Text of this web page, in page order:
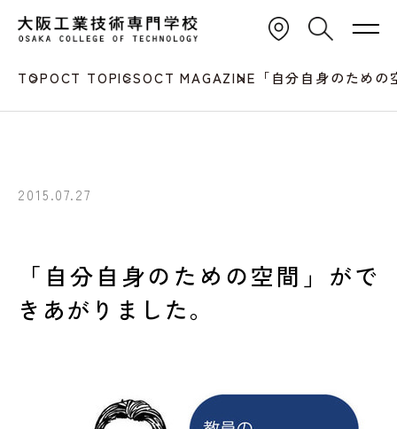
TOPOCT TOPICSOCT MAGAZINE 「自分自身のため
2015.07.27
「自分自身のための空間」がで
きあがりました。